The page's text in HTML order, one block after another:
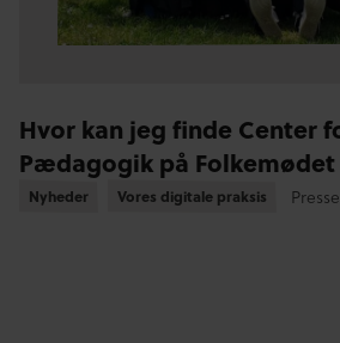
Hvor kan jeg finde Center
Pædagogik på Folkemødet
Nyheder
Nyheder Vores digitale praksis
Vores digitale praksis Presse